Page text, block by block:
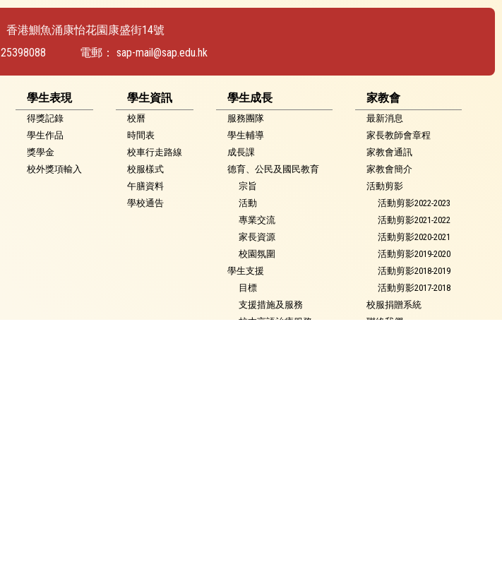
香港鰂魚涌康怡花園康盛街14號
25398088 電郵： sap-mail@sap.edu.hk
學生表現
得獎記錄
學生作品
獎學金
校外獎項輸入
學生資訊
校曆
時間表
校車行走路線
校服樣式
午膳資料
學校通告
學生成長
服務團隊
學生輔導
成長課
德育、公民及國民教育
宗旨
活動
專業交流
家長資源
校園氛圍
學生支援
目標
支援措施及服務
校本言語治療服務
家教會
最新消息
家長教師會章程
家教會通訊
家教會簡介
活動剪影
活動剪影2022-2023
活動剪影2021-2022
活動剪影2020-2021
活動剪影2019-2020
活動剪影2018-2019
活動剪影2017-2018
校服捐贈系統
聯絡我們